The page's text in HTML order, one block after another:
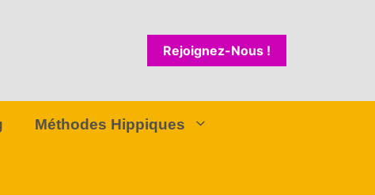
Rejoignez-Nous !
Méthodes Hippiques